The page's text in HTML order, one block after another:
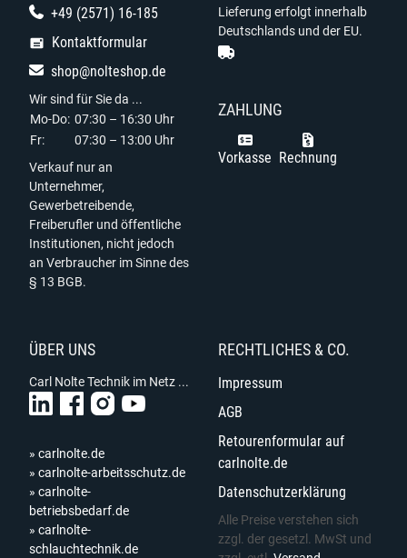
+49 (2571) 16-185
Kontaktformular
shop@nolteshop.de
Wir sind für Sie da ...
Mo-Do: 07:30 – 16:30 Uhr
Fr:
07:30 – 13:00 Uhr
Verkauf nur an
Unternehmer,
Gewerbetreibende,
Freiberufler und öffentliche
Institutionen, nicht jedoch
an Verbraucher im Sinne des
§ 13 BGB.
Lieferung erfolgt innerhalb
Deutschlands und der EU.
ZAHLUNG
Vorkasse Rechnung
ÜBER UNS
Carl Nolte Technik im Netz ...
» carlnolte.de
» carlnolte-arbeitsschutz.de
» carlnolte-
betriebsbedarf.de
» carlnolte-
schlauchtechnik.de
RECHTLICHES & CO.
Impressum
AGB
Retourenformular auf
carlnolte.de
Datenschutzerklärung
Alle Preise verstehen sich
zzgl. der gesetzl. MwSt und